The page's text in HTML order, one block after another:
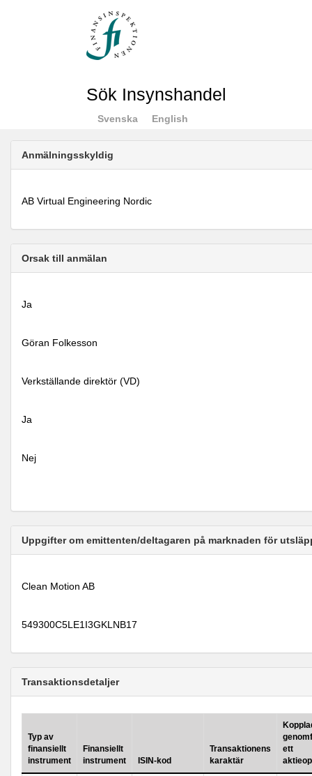
Sök Insynshandel
Svenska English
Anmälningsskyldig
AB Virtual Engineering Nordic
Orsak till anmälan
Ja
Göran Folkesson
Verkställande direktör (VD)
Ja
Nej
Uppgifter om emittenten/deltagaren på marknaden för
Clean Motion AB
549300C5LE1I3GKLNB17
Transaktionsdetaljer
Typ av
finansiellt
instrument
Finansiellt
instrument
ISIN-kod
Transaktionens
karaktär
ett